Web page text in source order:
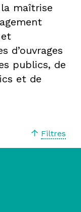
maîtrise
d’ouvrages
publics, de
et de
Filtres